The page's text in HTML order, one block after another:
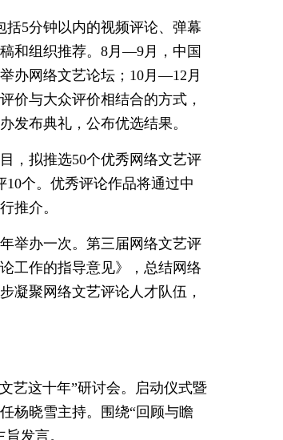
5分钟以内的视频评论、弹幕
和组织推荐。8月—9月，中国
办网络文艺论坛；10月—12月
价与大众评价相结合的方式，
发布典礼，公布优选结果。
，拟推选50个优秀网络文艺评
个。优秀评论作品将通过中
推介。
举办一次。第三届网络文艺评
工作的指导意见》，总结网络
凝聚网络文艺评论人才队伍，
艺这十年”研讨会。启动仪式暨
杨晓雪主持。围绕“回顾与瞻
发言。